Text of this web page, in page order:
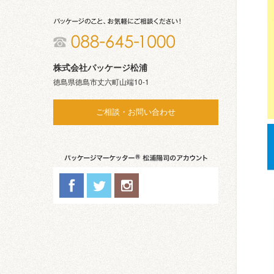
株式会社パッケージ松浦
徳島県徳島市丈六町山端10-1
ご相談・お問い合わせ